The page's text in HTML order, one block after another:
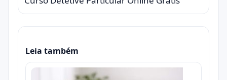
Leia também